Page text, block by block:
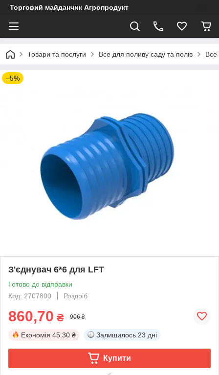
Торговий майданчик Агропродукт
Товари та послуги Все для поливу саду та полів Все
–5%
З'єднувач 6*6 для LFT
Готово до відправки
Код: 2707800
Роздріб
860,70 ₴ 906 ₴
Економія 45.30 ₴ Залишилось 23 дні
Купити